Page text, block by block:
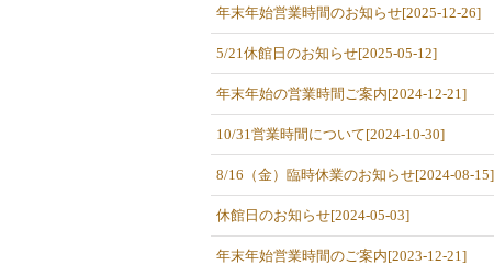
年末年始営業時間のお知らせ[2025-12-26]
5/21休館日のお知らせ[2025-05-12]
年末年始の営業時間ご案内[2024-12-21]
10/31営業時間について[2024-10-30]
8/16（金）臨時休業のお知らせ[2024-08-15]
休館日のお知らせ[2024-05-03]
年末年始営業時間のご案内[2023-12-21]